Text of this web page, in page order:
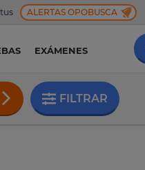
ALERTAS OPOBUSCA
EXÁMENES
FILTRAR